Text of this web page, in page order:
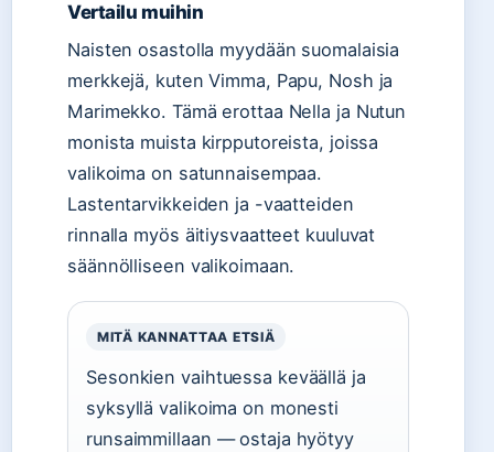
Vertailu muihin
Naisten osastolla myydään suomalaisia
merkkejä, kuten Vimma, Papu, Nosh ja
Marimekko. Tämä erottaa Nella ja Nutun
monista muista kirpputoreista, joissa
valikoima on satunnaisempaa.
Lastentarvikkeiden ja -vaatteiden
rinnalla myös äitiysvaatteet kuuluvat
säännölliseen valikoimaan.
MITÄ KANNATTAA ETSIÄ
Sesonkien vaihtuessa keväällä ja
syksyllä valikoima on monesti
runsaimmillaan — ostaja hyötyy